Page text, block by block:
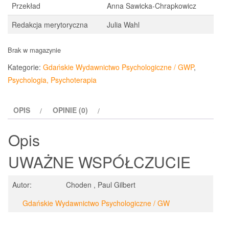
Przekład
Anna Sawicka-Chrapkowicz
Redakcja merytoryczna
Julia Wahl
Brak w magazynie
Kategorie: Gdańskie Wydawnictwo Psychologiczne / GWP,
Psychologia, Psychoterapia
OPIS OPINIE (0)
Opis
UWAŻNE WSPÓŁCZUCIE
Autor:
Choden , Paul Gilbert
Gdańskie Wydawnictwo Psychologiczne / GW